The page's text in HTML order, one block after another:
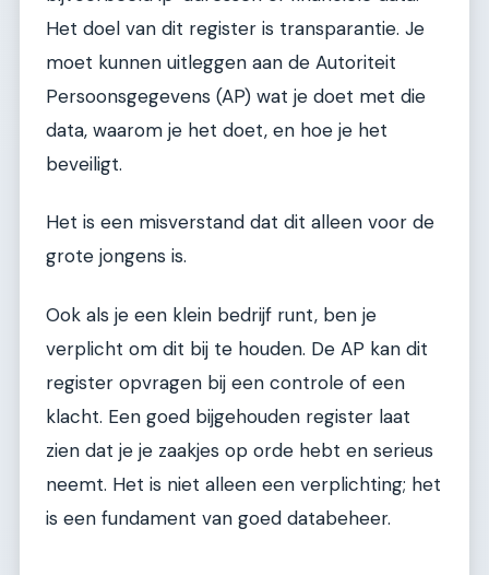
Het doel van dit register is transparantie. Je
moet kunnen uitleggen aan de Autoriteit
Persoonsgegevens (AP) wat je doet met die
data, waarom je het doet, en hoe je het
beveiligt.
Het is een misverstand dat dit alleen voor de
grote jongens is.
Ook als je een klein bedrijf runt, ben je
verplicht om dit bij te houden. De AP kan dit
register opvragen bij een controle of een
klacht. Een goed bijgehouden register laat
zien dat je je zaakjes op orde hebt en serieus
neemt. Het is niet alleen een verplichting; het
is een fundament van goed databeheer.